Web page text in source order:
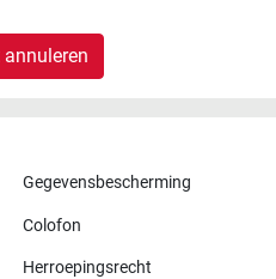
Gegevensbescherming
Colofon
Herroepingsrecht